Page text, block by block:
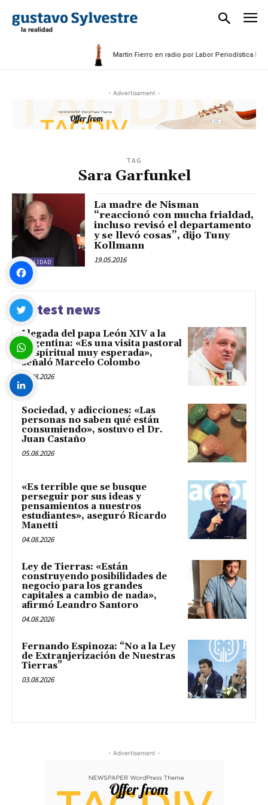
Martín Fierro en radio por Labor Periodística
- Advertisement -
TAG
Sara Garfunkel
ACTUALIDAD
La madre de Nisman
“reaccionó con mucha frialdad,
incluso revisó el departamento
y se llevó cosas”, dijo Tuny
Kollmann
19.05.2016
Latest news
Llegada del papa León XIV a la
Argentina: «Es una visita pastoral
y espiritual muy esperada»,
señaló Marcelo Colombo
05.08.2026
Sociedad, y adicciones: «Las
personas no saben qué están
consumiendo», sostuvo el Dr.
Juan Castaño
05.08.2026
«Es terrible que se busque
perseguir por sus ideas y
pensamientos a nuestros
estudiantes», aseguró Ricardo
Manetti
04.08.2026
Ley de Tierras: «Están
construyendo posibilidades de
negocio para los grandes
capitales a cambio de nada»,
afirmó Leandro Santoro
04.08.2026
Fernando Espinoza: “No a la Ley
de Extranjerización de Nuestras
Tierras”
03.08.2026
- Advertisement -
Facebook
Twitter
WhatsApp
LinkedIn